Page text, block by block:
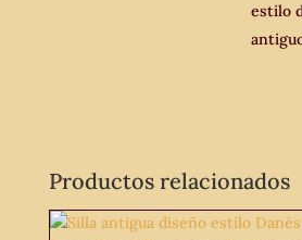
estilo
Productos relacionados